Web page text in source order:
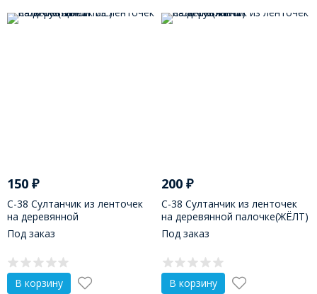
150 ₽
С-38 Султанчик из ленточек
на деревянной
палочке(ЦВЕТНЫЕ)
Под заказ
В корзину
200₽
С-38 Султанчик из ленточек
на деревянной палочке(ЖЁЛТ)
Под заказ
В корзину